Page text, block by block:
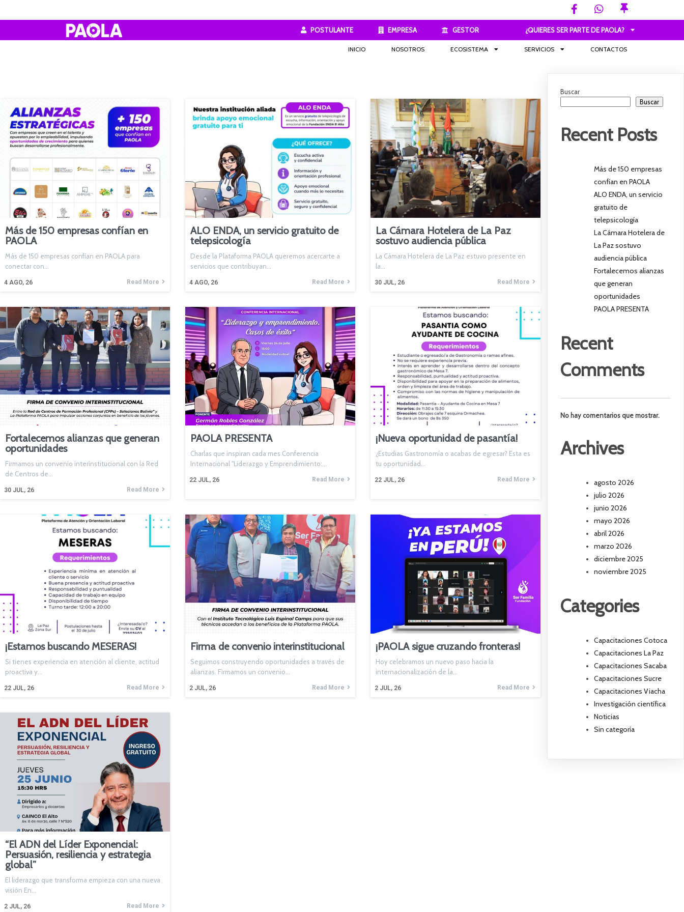
POSTULANTE EMPRESA GESTOR ¿QUIERES SER PARTE DE PAOLA?
INICIO NOSOTROS ECOSISTEMA SERVICIOS CONTACTOS
Más de 150 empresas confían en
PAOLA
4 AGO, 26
Más de 150 empresas confían en PAOLA para
conectar con…
Read More
ALO ENDA, un servicio gratuito de
telepsicología
4 AGO, 26
Desde la Plataforma PAOLA queremos acercarte a
servicios que contribuyan…
Read More
La Cámara Hotelera de La Paz
sostuvo audiencia pública
30 JUL, 26
La Cámara Hotelera de La Paz estuvo presente en
la…
Read More
Fortalecemos alianzas que generan
oportunidades
30 JUL, 26
Firmamos un convenio interinstitucional con la Red
de Centros de…
Read More
PAOLA PRESENTA
22 JUL, 26
Charlas que inspiran cada mes Conferencia
Internacional "Liderazgo y Emprendimiento:…
Read More
¡Nueva oportunidad de pasantía!
22 JUL, 26
¿Estudias Gastronomía o acabas de egresar? Esta es
tu oportunidad…
Read More
¡Estamos buscando MESERAS!
22 JUL, 26
Si tienes experiencia en atención al cliente, actitud
proactiva y…
Read More
Firma de convenio interinstitucional
2 JUL, 26
Seguimos construyendo oportunidades a través de
alianzas. Firmamos un convenio…
Read More
¡PAOLA sigue cruzando fronteras!
2 JUL, 26
Hoy celebramos un nuevo paso hacia la
internacionalización de la…
Read More
“El ADN del Líder Exponencial:
Persuasión, resiliencia y estrategia
global”
2 JUL, 26
El liderazgo que transforma empieza con una nueva
visión En…
Read More
Buscar
Buscar
Recent Posts
Más de 150 empresas
confían en PAOLA
ALO ENDA, un servicio
gratuito de
telepsicología
La Cámara Hotelera de
La Paz sostuvo
audiencia pública
Fortalecemos alianzas
que generan
oportunidades
PAOLA PRESENTA
Recent
Comments
No hay comentarios que mostrar.
Archives
agosto 2026
julio 2026
junio 2026
mayo 2026
abril 2026
marzo 2026
diciembre 2025
noviembre 2025
Categories
Capacitaciones Cotoca
Capacitaciones La Paz
Capacitaciones Sacaba
Capacitaciones Sucre
Capacitaciones Viacha
Investigación científica
Noticias
Sin categoría